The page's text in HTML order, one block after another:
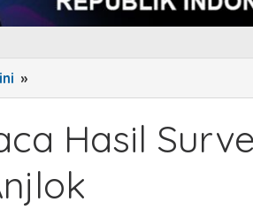
»
Hasil
Donald
yang
Hasil